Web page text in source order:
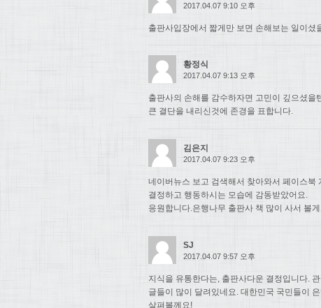
2017.04.07 9:10 오후
출판사입장에서 짧게만 보면 손해보는 일이
황정식
2017.04.07 9:13 오후
출판사의 손해를 감수하자면 고민이 깊으셨을
큰 결단을 내리신것에 존경을 표합니다.
김은지
2017.04.07 9:23 오후
네이버뉴스 보고 검색해서 찾아와서 페이스북
결정하고 행동하시는 모습에 감동받았어요.
응원합니다.은행나무 출판사 책 많이 사서 볼
SJ
2017.04.07 9:57 오후
지식을 유통한다는, 출판사다운 결정입니다.
글들이 많이 달려있네요. 대한민국 국민들이
살펴볼께요!